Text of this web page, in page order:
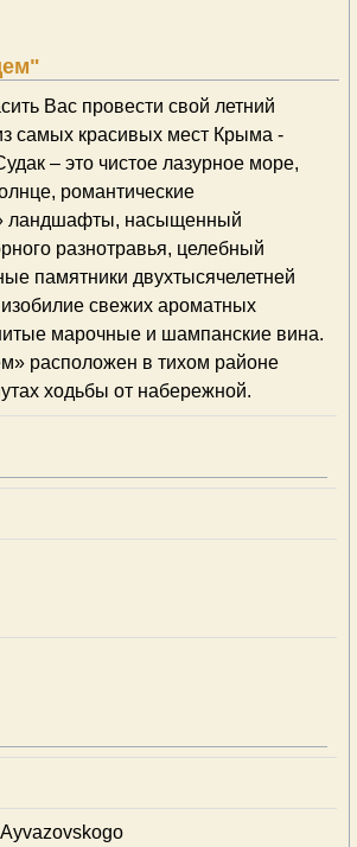
Вас провести свой летний
самых красивых мест Крыма -
– это чистое лазурное море,
романтические
ландшафты, насыщенный
разнотравья, целебный
памятники двухтысячелетней
изобилие свежих ароматных
марочные и шампанские вина.
расположен в тихом районе
ходьбы от набережной.